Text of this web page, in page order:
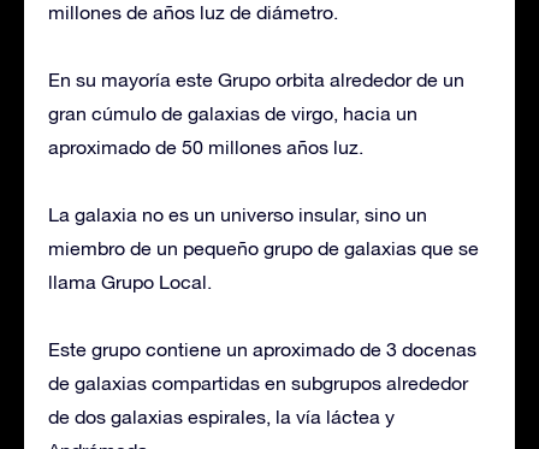
millones de años luz de diámetro.
En su mayoría este Grupo orbita alrededor de un
gran cúmulo de galaxias de virgo, hacia un
aproximado de 50 millones años luz.
La galaxia no es un universo insular, sino un
miembro de un pequeño grupo de galaxias que se
llama Grupo Local.
Este grupo contiene un aproximado de 3 docenas
de galaxias compartidas en subgrupos alrededor
de dos galaxias espirales, la vía láctea y